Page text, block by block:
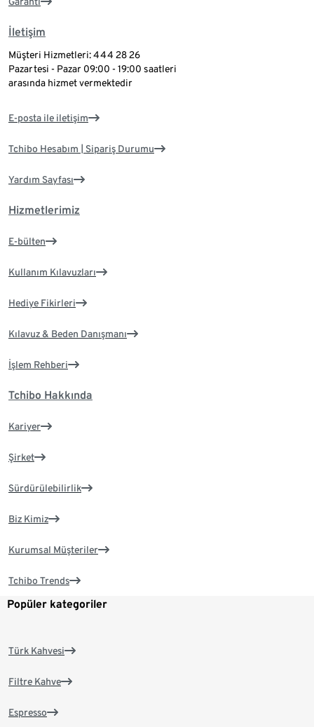
İletişim
Müşteri Hizmetleri: 444 28 26
Pazartesi - Pazar 09:00 - 19:00 saatleri
arasında hizmet vermektedir
E-posta ile iletişim
Tchibo Hesabım | Sipariş Durumu
Yardım Sayfası
Hizmetlerimiz
E-bülten
Kullanım Kılavuzları
Hediye Fikirleri
Kılavuz & Beden Danışmanı
İşlem Rehberi
Tchibo Hakkında
Kariyer
Şirket
Sürdürülebilirlik
Biz Kimiz
Kurumsal Müşteriler
Tchibo Trends
Popüler kategoriler
Türk Kahvesi
Filtre Kahve
Espresso